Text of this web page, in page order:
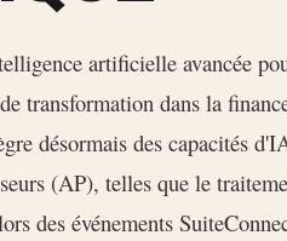
artificielle avancée
transformation dans la
désormais des capacités
(AP), telles que le
des événements